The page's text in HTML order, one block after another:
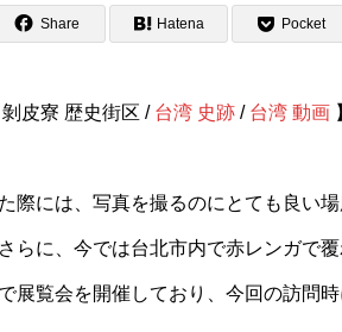
Share Hatena Pocket
剝皮寮 歴史街区 / 台湾 史跡 / 台湾 動画
際には、写真を撮るのにとても良い
らに、今では台北市内で赤レンガで
展覧会を開催しており、今回の訪問